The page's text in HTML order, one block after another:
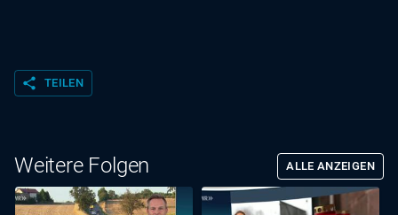
share TEILEN
Weitere Folgen ALLE ANZEIGEN